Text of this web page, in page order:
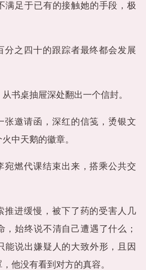
满足于已有的接触她的手段，极
分之四十的跟踪者最终都会发展
书桌抽屉深处翻出一个信封。
张邀请函，深红的信笺，烫银文
中天鹅的徽章。
宛燃代课结束出来，搭乘公共交
推进缓慢，被下了药的受害人几
，始终说不清自己遭遇了什么；
能说出嫌疑人的大致外形，且因
他没有看到对方的真容。